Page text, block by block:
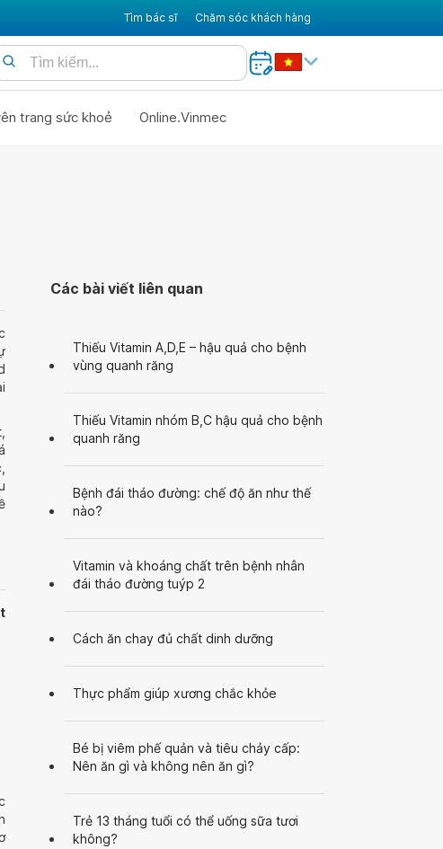
Tìm bác sĩ Chăm sóc khách hàng
trang sức khoẻ Online.Vinmec
Các bài viết liên quan
Thiếu Vitamin A,D,E – hậu quả cho bệnh
vùng quanh răng
Thiếu Vitamin nhóm B,C hậu quả cho bệnh
quanh răng
Bệnh đái tháo đường: chế độ ăn như thế
nào?
Vitamin và khoáng chất trên bệnh nhân
đái tháo đường tuýp 2
Cách ăn chay đủ chất dinh dưỡng
Thực phẩm giúp xương chắc khỏe
Bé bị viêm phế quản và tiêu chảy cấp:
Nên ăn gì và không nên ăn gì?
Trẻ 13 tháng tuổi có thể uống sữa tươi
không?